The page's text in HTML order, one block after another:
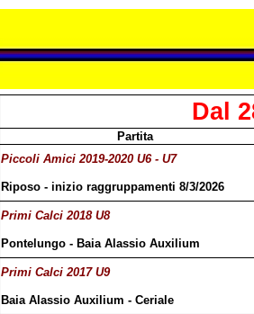
Dal
Partita
Piccoli Amici 2019-2020 U6 - U7
Riposo - inizio raggruppamenti 8/3/2026
Primi Calci 2018 U8
Pontelungo - Baia Alassio Auxilium
Primi Calci 2017 U9
Baia Alassio Auxilium - Ceriale